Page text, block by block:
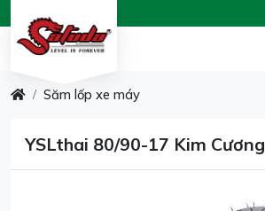
Săm lốp xe máy
YSLthai 80/90-17 Kim Cương